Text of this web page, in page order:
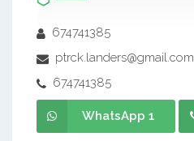
674741385
ptrck.landers@gmail.com
674741385
WhatsApp 1